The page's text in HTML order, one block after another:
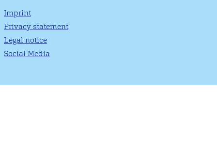
Imprint
Privacy statement
Legal notice
Social Media